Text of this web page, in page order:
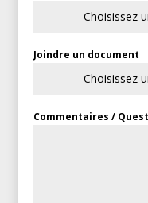
Choisissez
Joindre un document
Choisissez
Commentaires /